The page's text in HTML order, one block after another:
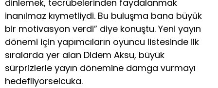
dinlemek, tecrübelerinden faydalanmak
inanılmaz kıymetliydi. Bu buluşma bana büyük
bir motivasyon verdi” diye konuştu. Yeni yayın
dönemi için yapımcıların oyuncu listesinde ilk
sıralarda yer alan Didem Aksu, büyük
sürprizlerle yayın dönemine damga vurmayı
hedefliyorselcuka.